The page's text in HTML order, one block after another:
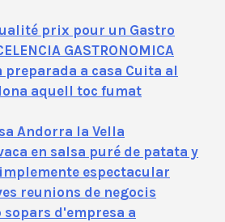
prix pour un Gastro
GASTRONOMICA
a casa Cuita al
aquell toc fumat
Andorra la Vella
en salsa puré de patata y
espectacular
reunions de negocis
sopars d'empresa a